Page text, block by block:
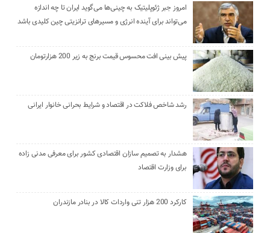
امروز جبر ژئوپلیتیک به چینی‌ها می‌گوید ایران تا چه اندازه
می‌تواند برای آینده انرژی و مسیرهای ترانزیتی چین کلیدی باشد
پیش بینی افت محسوس قیمت برنج به زیر 200 هزارتومان
رشد شاخص فلاکت در اقتصاد و شرایط بحرانی خانوار ایرانی
هشدار به تصمیم سازان اقتصادی کشور برای معرفی مدنی زاده
برای وزارت اقتصاد
کارکرد 200 هزار تنی واردات کالا در بنادر مازندران